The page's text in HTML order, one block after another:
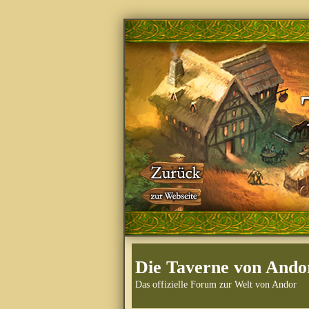
Die Taverne von
Das offizielle Forum zur Welt von Andor